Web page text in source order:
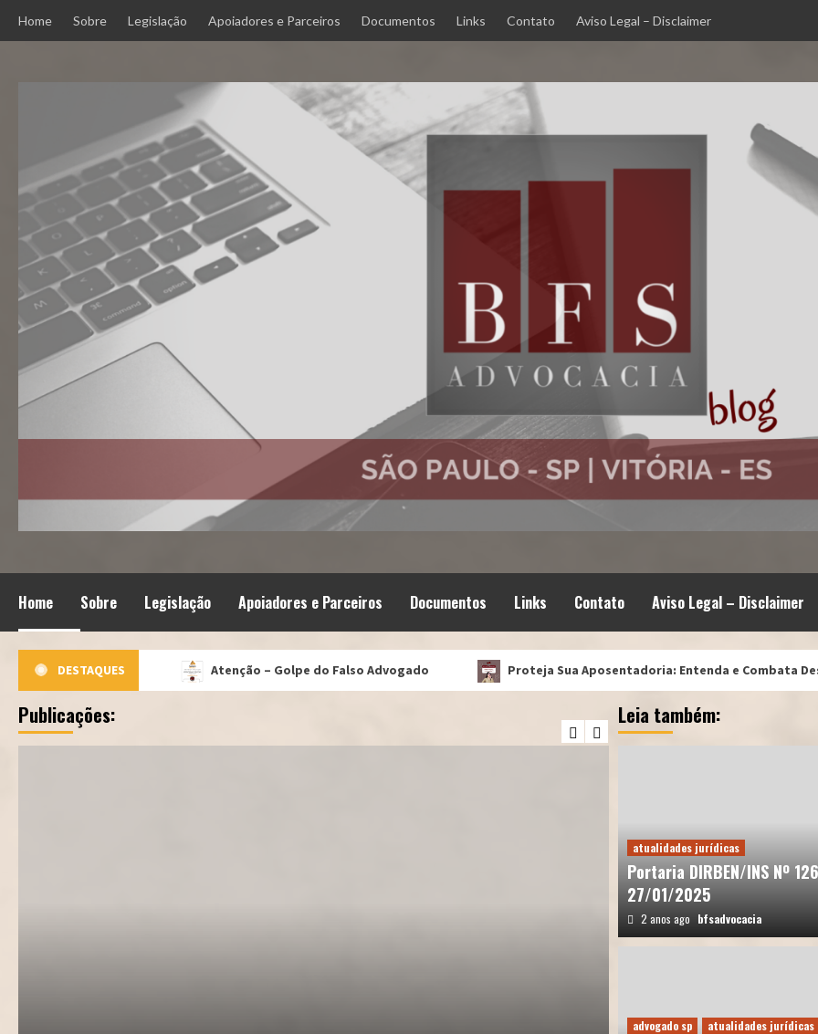
Home Sobre Legislação Apoiadores e Parceiros Documentos Links Contato Aviso Legal – Disclaimer
Home Sobre Legislação Apoiadores e Parceiros Documentos Links Contato Aviso Legal – Disclaimer
DESTAQUES
Advogado Atenção – Golpe do Falso Advogado Proteja Sua Aposentadoria: Entenda e Combata Descontos
Publicações: Leia também:
atualidades jurídicas
Portaria DIRBEN/INS Nº
27/01/2025
2 anos ago bfsadvocacia
advogado sp atualidades jurídicas